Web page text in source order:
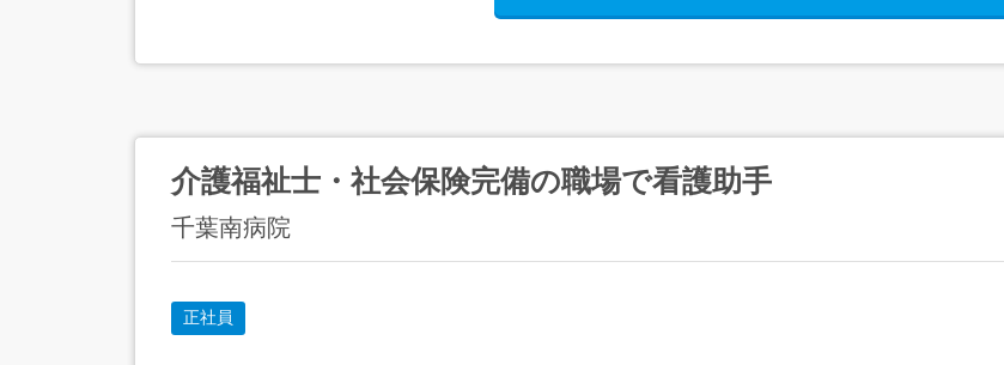
介護福祉士・社会保険完備の職場で看護助手
千葉南病院
正社員